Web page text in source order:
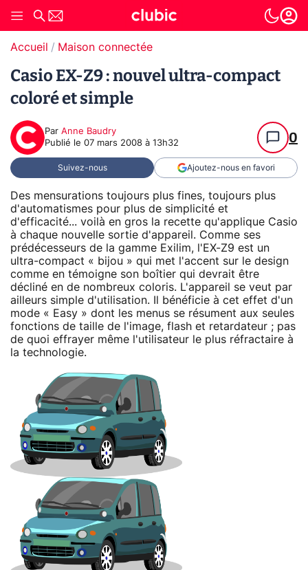
Accueil Maison connectée
Casio EX-Z9 : nouvel ultra-compact
coloré et simple
Par Anne Baudry
Publié le 07 mars 2008 à 13h32 0
Suivez-nous Ajoutez-nous en favori
Des mensurations toujours plus fines, toujours plus
d'automatismes pour plus de simplicité et
d'efficacité... voilà en gros la recette qu'applique Casio
à chaque nouvelle sortie d'appareil. Comme ses
prédécesseurs de la gamme Exilim, l'EX-Z9 est un
ultra-compact « bijou » qui met l'accent sur le design
comme en témoigne son boîtier qui devrait être
décliné en de nombreux coloris. L'appareil se veut par
ailleurs simple d'utilisation. Il bénéficie à cet effet d'un
mode « Easy » dont les menus se résument aux seules
fonctions de taille de l'image, flash et retardateur ; pas
de quoi effrayer même l'utilisateur le plus réfractaire à
la technologie.